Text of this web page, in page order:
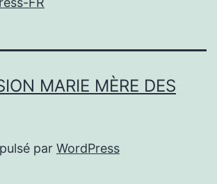
MARIE MÈRE DES
par WordPress